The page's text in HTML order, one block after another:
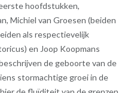
hoofdstukken,
Michiel van Groesen (beiden
als respectievelijk
en Joop Koopmans
de geboorte van de
stormachtige groei in de